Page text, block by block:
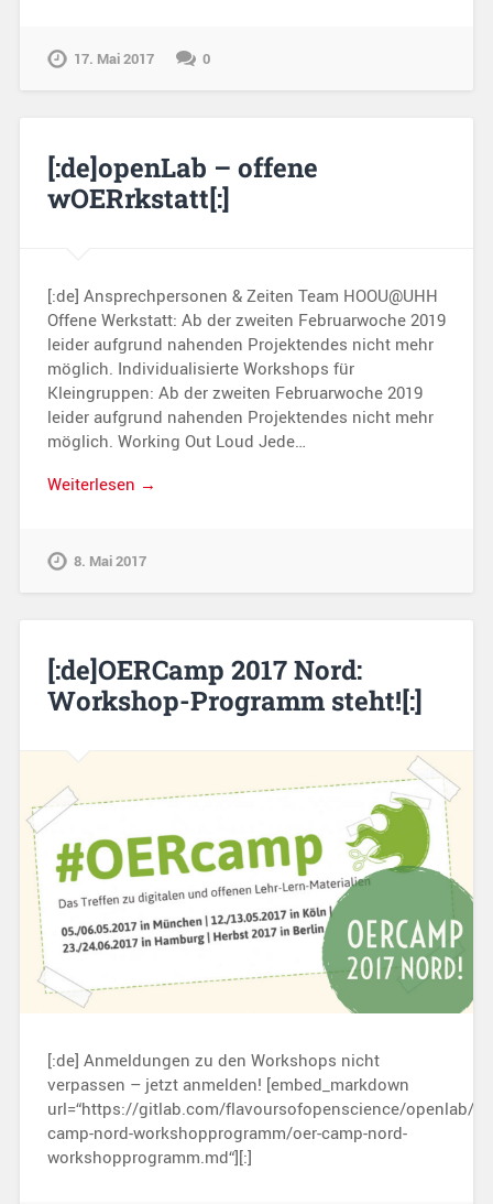
17. Mai 2017 0
[:de]openLab – offene
wOERrkstatt[:]
[:de] Ansprechpersonen & Zeiten Team HOOU@UHH
Offene Werkstatt: Ab der zweiten Februarwoche 2019
leider aufgrund nahenden Projektendes nicht mehr
möglich. Individualisierte Workshops für
Kleingruppen: Ab der zweiten Februarwoche 2019
leider aufgrund nahenden Projektendes nicht mehr
möglich. Working Out Loud Jede…
Weiterlesen →
8. Mai 2017
[:de]OERCamp 2017 Nord:
Workshop-Programm steht![:]
[:de] Anmeldungen zu den Workshops nicht
verpassen – jetzt anmelden! [embed_markdown
url=“https://gitlab.com/flavoursofopenscience/openlab/
camp-nord-workshopprogramm/oer-camp-nord-
workshopprogramm.md“][:]